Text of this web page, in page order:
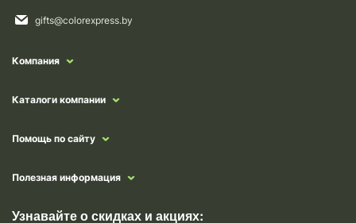
gifts@colorexpress.by
Компания
Каталоги компании
Помощь по сайту
Полезная информация
Узнавайте о скидках и акциях: